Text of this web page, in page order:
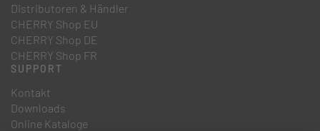
Distributoren & Händler
CHERRY Shop EU
CHERRY Shop DE
CHERRY Shop FR
SUPPORT
Kontakt
Downloads
Online Kataloge